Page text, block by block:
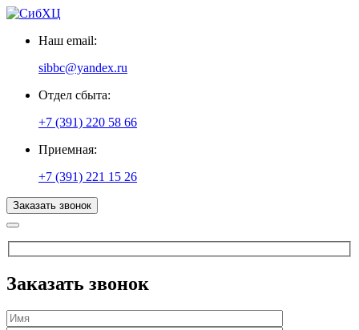
Наш email:
sibbc@yandex.ru
Отдел сбыта:
+7 (391) 220 58 66
Приемная:
+7 (391) 221 15 26
Заказать звонок
Заказать звонок